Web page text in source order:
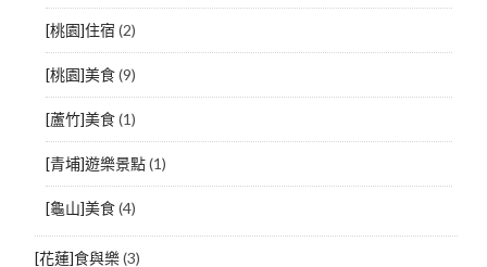
[桃園]住宿 (2)
[桃園]美食(9)
[蘆竹]美食(1)
[青埔]遊樂景點(1)
[龜山]美食(4)
[花蓮]食與樂(3)